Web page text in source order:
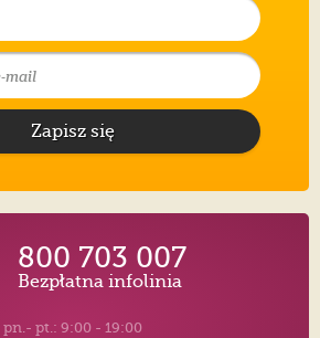
Zapisz się
800 703 007
Bezpłatna infolinia
pn.- pt.: 9:00 - 19:00